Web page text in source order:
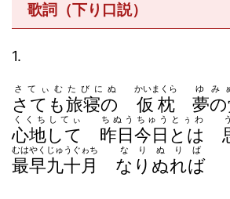
歌詞（下り口説）
1.
さても旅寝の
さてぃむたびにぬ
仮枕
かいまくら
夢
ゆみ
心地して
くくちしてぃ
昨日今日とは
ちぬうちゅうとぅわ
最早九十月
むはやくじゅうぐゎち
なりぬれば
なりぬりば